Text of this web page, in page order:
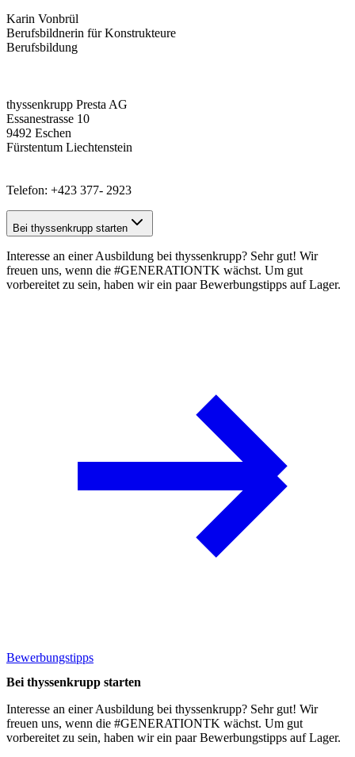
Karin Vonbrül
Berufsbildnerin für Konstrukteure
Berufsbildung
thyssenkrupp Presta AG
Essanestrasse 10
9492 Eschen
Fürstentum Liechtenstein
Telefon: +423 377- 2923
Bei thyssenkrupp starten
Interesse an einer Ausbildung bei thyssenkrupp? Sehr gut! Wir
freuen uns, wenn die #GENERATIONTK wächst. Um gut
vorbereitet zu sein, haben wir ein paar Bewerbungstipps auf Lager.
Bewerbungstipps
Bei thyssenkrupp starten
Interesse an einer Ausbildung bei thyssenkrupp? Sehr gut! Wir
freuen uns, wenn die #GENERATIONTK wächst. Um gut
vorbereitet zu sein, haben wir ein paar Bewerbungstipps auf Lager.